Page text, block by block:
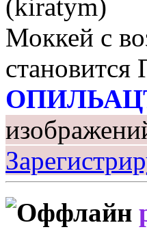
(kiratym)
Моккей с